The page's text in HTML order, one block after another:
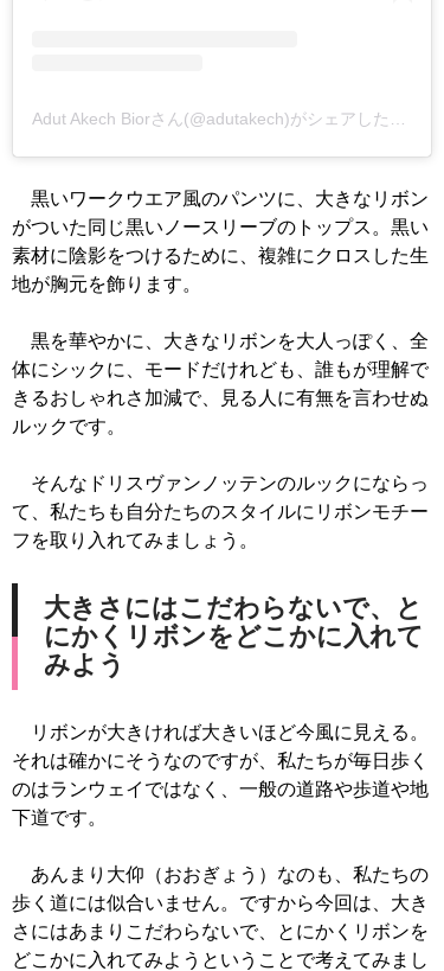
黒いワークウエア風のパンツに、大きなリボン
がついた同じ黒いノースリーブのトップス。黒い
素材に陰影をつけるために、複雑にクロスした生
地が胸元を飾ります。
黒を華やかに、大きなリボンを大人っぽく、全
体にシックに、モードだけれども、誰もが理解で
きるおしゃれさ加減で、見る人に有無を言わせぬ
ルックです。
そんなドリスヴァンノッテンのルックにならっ
て、私たちも自分たちのスタイルにリボンモチー
フを取り入れてみましょう。
大きさにはこだわらないで、と
にかくリボンをどこかに入れて
みよう
リボンが大きければ大きいほど今風に見える。
それは確かにそうなのですが、私たちが毎日歩く
のはランウェイではなく、一般の道路や歩道や地
下道です。
あんまり大仰（おおぎょう）なのも、私たちの
歩く道には似合いません。ですから今回は、大き
さにはあまりこだわらないで、とにかくリボンを
どこかに入れてみようということで考えてみまし